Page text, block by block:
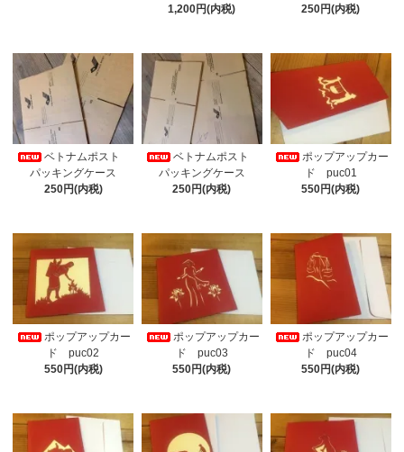
1,200円(内税)
250円(内税)
ベトナムポスト
パッキングケース
250円(内税)
ベトナムポスト
パッキングケース
250円(内税)
ポップアップカー
ド puc01
550円(内税)
ポップアップカー
ド puc02
550円(内税)
ポップアップカー
ド puc03
550円(内税)
ポップアップカー
ド puc04
550円(内税)